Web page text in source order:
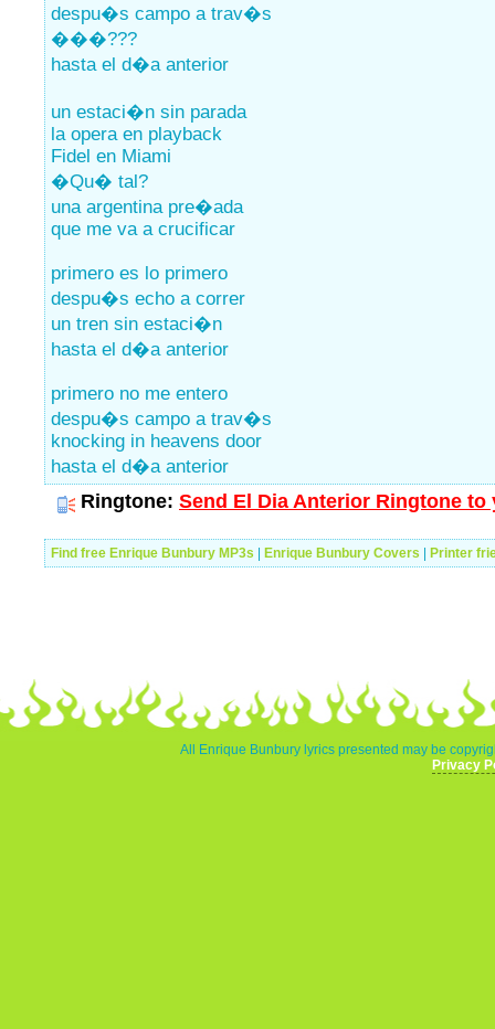
despu�s campo a trav�s
���???
hasta el d�a anterior
un estaci�n sin parada
la opera en playback
Fidel en Miami
�Qu� tal?
una argentina pre�ada
que me va a crucificar
primero es lo primero
despu�s echo a correr
un tren sin estaci�n
hasta el d�a anterior
primero no me entero
despu�s campo a trav�s
knocking in heavens door
hasta el d�a anterior
Ringtone: Send El Dia Anterior Ringtone to
Find free Enrique Bunbury MP3s Enrique Bunbury Covers Printer
All Enrique Bunbury lyrics presented may be
Privacy